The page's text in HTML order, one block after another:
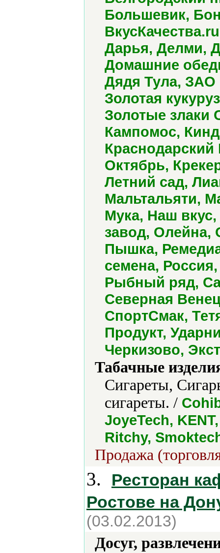
Большевик,
Дарья, Делми,
Домашние
Дядя Тула,
Золотая
Золотые злаки
Кампомос,
Октябрь,
Летний сад,
Мальтальяти,
Мука, Наш
завод,
Пышка,
семена,
Рыбный ряд,
Северная
СпортСмак,
Продукт,
Черкизово,
Табачные
Сигареты,
сигареты. /
JoyeTech,
Ritchy,
Продажа
3.
Ресторан
Ростове на
(03.02.2013)
Досуг,